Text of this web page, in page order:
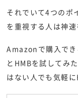
それでいて4つのポ
を重視する人は神速
Amazonで購入でき
とHMBを試してみ
はない人でも気軽に